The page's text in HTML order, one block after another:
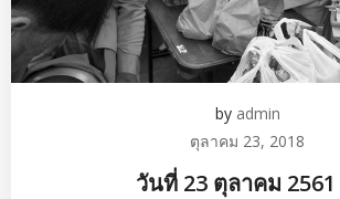
by admin
ตุลาคม 23, 2018
วันที่ 23 ตุลาคม